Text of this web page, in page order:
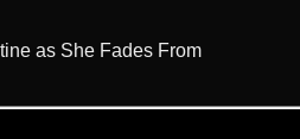
as She Fades From